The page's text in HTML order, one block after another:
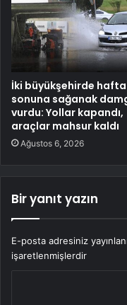
İki büyükşehirde hafta
sonuna sağanak
vurdu: Yollar kapandı,
araçlar mahsur kaldı
Ağustos 6, 2026
Bir yanıt yazın
E-posta adresiniz
işaretlenmişlerdir